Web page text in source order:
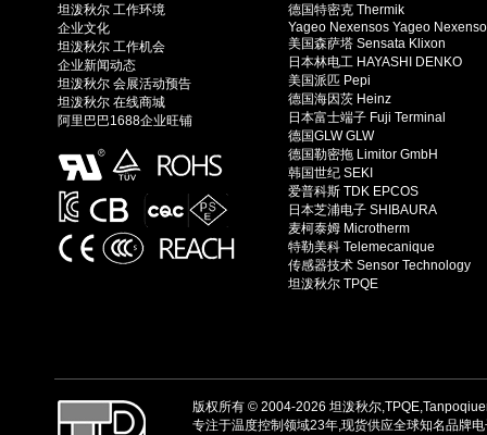
坦泼秋尔 工作环境
企业文化
坦泼秋尔 工作机会
企业新闻动态
坦泼秋尔 会展活动预告
坦泼秋尔 在线商城
阿里巴巴1688企业旺铺
德国特密克 Thermik
Yageo Nexensos Yageo
美国森萨塔 Sensata Klixon
日本林电工 HAYASHI DENKO
美国派匹 Pepi
德国海因茨 Heinz
日本富士端子 Fuji Terminal
德国GLW GLW
德国勒密拖 Limitor GmbH
韩国世纪 SEKI
爱普科斯 TDK EPCOS
日本芝浦电子 SHIBAURA
麦柯泰姆 Microtherm
特勒美科 Telemecanique
传感器技术 Sensor Technology
坦泼秋尔 TPQE
版权所有 © 2004-2026 坦泼秋尔
专注于温度控制领域23年,现货供应全球知名品牌